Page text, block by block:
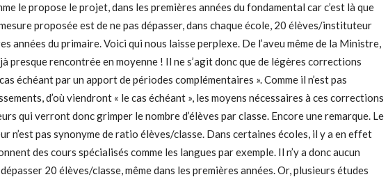
le propose le projet, dans les premières années du fondamental car c’est là que
proposée est de ne pas dépasser, dans chaque école, 20 élèves/instituteur
années du primaire. Voici qui nous laisse perplexe. De l’aveu même de la Ministre,
presque rencontrée en moyenne ! Il ne s’agit donc que de légères corrections
échéant par un apport de périodes complémentaires ». Comme il n’est pas
d’où viendront « le cas échéant », les moyens nécessaires à ces corrections
qui verront donc grimper le nombre d’élèves par classe. Encore une remarque. Le
n’est pas synonyme de ratio élèves/classe. Dans certaines écoles, il y a en effet
des cours spécialisés comme les langues par exemple. Il n’y a donc aucun
20 élèves/classe, même dans les premières années. Or, plusieurs études